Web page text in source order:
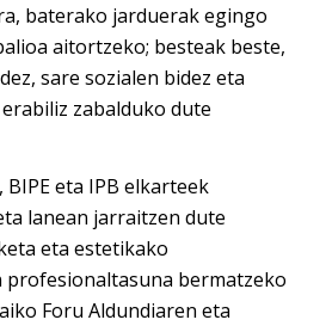
baterako jarduerak egingo
aitortzeko; besteak beste,
sare sozialen bidez eta
zabalduko dute
eta IPB elkarteek
lanean jarraitzen dute
eta estetikako
profesionaltasuna bermatzeko
Foru Aldundiaren eta